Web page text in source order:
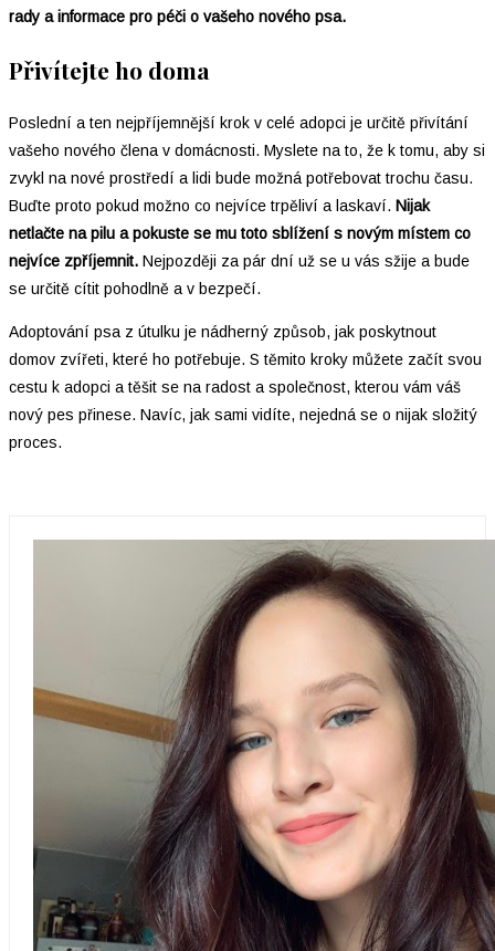
rady a informace pro péči o vašeho nového psa.
Přivítejte ho doma
Poslední a ten nejpříjemnější krok v celé adopci je určitě přivítání
vašeho nového člena v domácnosti. Myslete na to, že k tomu, aby si
zvykl na nové prostředí a lidi bude možná potřebovat trochu času.
Buďte proto pokud možno co nejvíce trpěliví a laskaví. Nijak
netlačte na pilu a pokuste se mu toto sblížení s novým místem co
nejvíce zpříjemnit. Nejpozději za pár dní už se u vás sžije a bude
se určitě cítit pohodlně a v bezpečí.
Adoptování psa z útulku je nádherný způsob, jak poskytnout
domov zvířeti, které ho potřebuje. S těmito kroky můžete začít svou
cestu k adopci a těšit se na radost a společnost, kterou vám váš
nový pes přinese. Navíc, jak sami vidíte, nejedná se o nijak složitý
proces.